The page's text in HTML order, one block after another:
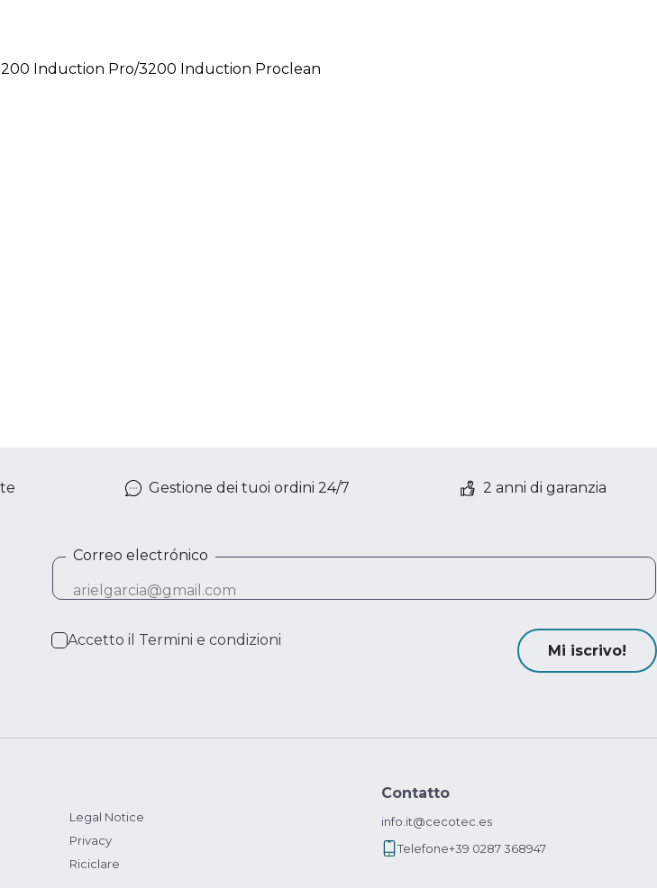
Induction Pro/3200 Induction Proclean
Gestione dei tuoi ordini 24/7 2 anni di garanzia
Correo electrónico
Accetto il Termini e condizioni
Mi iscrivo!
Legal Notice
Privacy
Riciclare
Contatto
info.it@cecotec.es
Telefone+39 0287 368947